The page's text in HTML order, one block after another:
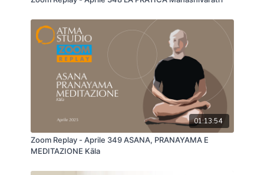
01:13:54
Zoom Replay - Aprile 349 ASANA, PRANAYAMA E
MEDITAZIONE Kāla